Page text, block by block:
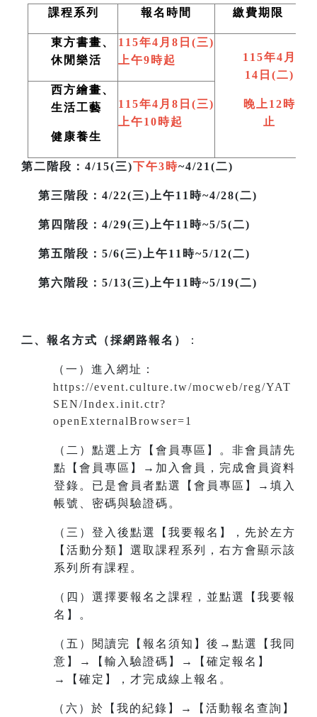
課程系列
報名時間 繳費期限
東方書畫、
休閒樂活
115年4月8日(三)
上午9時起
115年4月
14日(二)
晚上12時
止
西方繪畫、
生活工藝
健康養生
115年4月8日(三)
上午10時起
第二階段 ：4/15(三) 下午3時~4/21(二)
第三階段 ：4/22(三)上午11時~4/28(二)
第四階段：4/29(三)上午11時~5/5(二)
第五階段：5/6(三)上午11時~5/12(二)
第六階段：5/13(三)上午11時~5/19(二)
二、報名方式（採網路報名） ：
（一）進入網址 ：
https://event.culture.tw/mocweb/reg/YAT
SEN/Index.init.ctr?
openExternalBrowser=1
（二）點選上方【會員專區】。非會員請先
點【會員專區】→加入會員，完成會員資料
登錄。已是會員者點選【會員專區】→填入
帳號、密碼與驗證碼。
（三）登入後點選【我要報名】，先於左方
【活動分類】選取課程系列，右方會顯示該
系列所有課程。
（四）選擇要報名之課程，並點選【我要報
名】。
（五）閱讀完【報名須知】後→點選【我同
意】→【輸入驗證碼】→【確定報名】
→【確定】，才完成線上報名。
（六）於【我的紀錄】→【活動報名查詢】